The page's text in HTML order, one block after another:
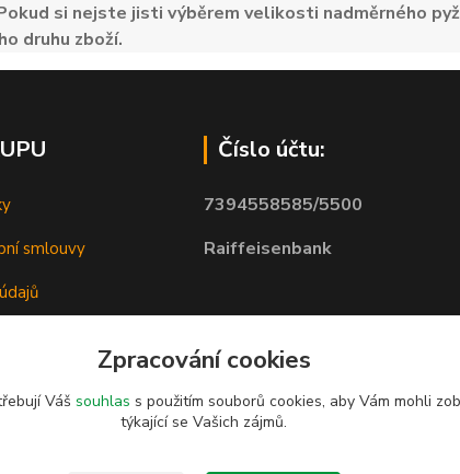
si nejste jisti výběrem velikosti nadměrného
druhu zboží.
smlouvy
Číslo účtu:
7394558585/5500
Raiffeisenbank
Zpracování cookies
Váš souhlas s použitím souborů cookies, aby Vám mohli
týkající se Vašich zájmů.